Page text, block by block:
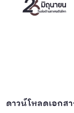
ดาวน์โหลดเอกส